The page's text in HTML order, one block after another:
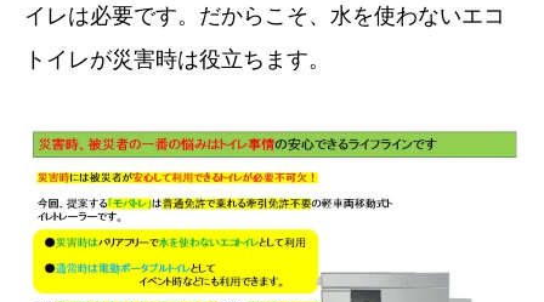
イレは必要です。だからこそ、水を使わないエコ
トイレが災害時は役立ちます。